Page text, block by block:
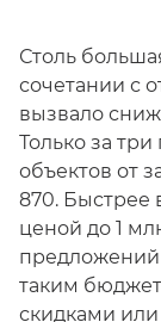
Столь
сочетании с
вызвало
Только за
объектов от
870. Быстрее
ценой до 1
предложений
таким
скидками